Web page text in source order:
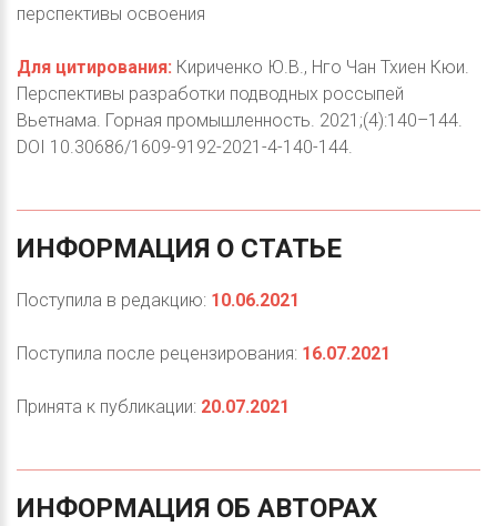
перспективы освоения
Для цитирования: Кириченко Ю.В., Hго Чан Тхиен Кюи.
Перспективы разработки подводных россыпей
Вьетнама. Горная промышленность. 2021;(4):140–144.
DOI 10.30686/1609-9192-2021-4-140-144.
ИНФОРМАЦИЯ О СТАТЬЕ
Поступила в редакцию: 10.06.2021
Поступила после рецензирования: 16.07.2021
Принята к публикации: 20.07.2021
ИНФОРМАЦИЯ ОБ АВТОРАХ